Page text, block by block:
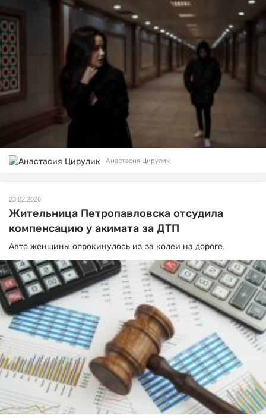
Анастасия Цирулик
23.02.2026
Жительница Петропавловска отсудила
компенсацию у акимата за ДТП
Авто женщины опрокинулось из-за колеи на дороге.